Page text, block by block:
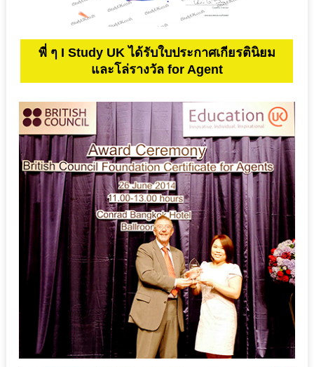
พี่ ๆ I Study UK ได้รับใบประกาศเกียรตินิยม
และโล่รางวัล for Agent